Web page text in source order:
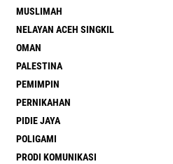
MUSLIMAH
NELAYAN ACEH SINGKIL
OMAN
PALESTINA
PEMIMPIN
PERNIKAHAN
PIDIE JAYA
POLIGAMI
PRODI KOMUNIKASI